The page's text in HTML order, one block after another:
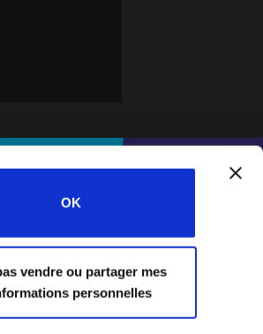
OK
vendre ou partager mes
personnelles
DONNER